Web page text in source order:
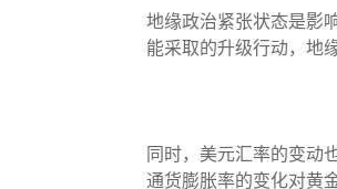
地缘政治紧张状态是影
能采取的升级行动，地
同时，美元汇率的变动
通货膨胀率的变化对黄